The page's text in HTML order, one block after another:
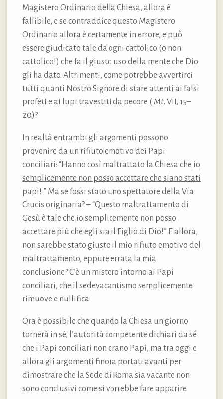
Magistero Ordinario della Chiesa, allora è
fallibile, e se contraddice questo Magistero
Ordinario allora è certamente in errore, e può
essere giudicato tale da ogni cattolico (o non
cattolico!) che fa il giusto uso della mente che Dio
gli ha dato. Altrimenti, come potrebbe avvertirci
tutti quanti Nostro Signore di stare attenti ai falsi
profeti e ai lupi travestiti da pecore ( Mt. VII, 15–
20)?
In realtà entrambi gli argomenti possono
provenire da un rifiuto emotivo dei Papi
conciliari: “Hanno così maltrattato la Chiesa che io
semplicemente non posso accettare che siano stati
papi! ” Ma se fossi stato uno spettatore della Via
Crucis originaria? – “Questo maltrattamento di
Gesù è tale che io semplicemente non posso
accettare più che egli sia il Figlio di Dio!” E allora,
non sarebbe stato giusto il mio rifiuto emotivo del
maltrattamento, eppure errata la mia
conclusione? C’è un mistero intorno ai Papi
conciliari, che il sedevacantismo semplicemente
rimuove e nullifica.
Ora è possibile che quando la Chiesa un giorno
tornerà in sé, l’autorità competente dichiari da sé
che i Papi conciliari non erano Papi, ma tra oggi e
allora gli argomenti finora portati avanti per
dimostrare che la Sede di Roma sia vacante non
sono conclusivi come si vorrebbe fare apparire.